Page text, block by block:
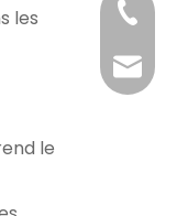
les
le
+86-